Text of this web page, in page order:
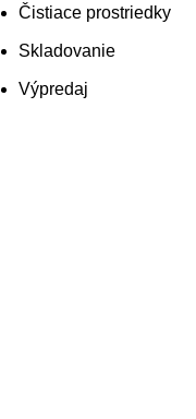
Čistiace prostriedky
Skladovanie
Výpredaj